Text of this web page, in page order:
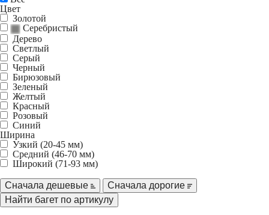
Цвет
Золотой
Серебристый
Дерево
Светлый
Серый
Черный
Бирюзовый
Зеленый
Желтый
Красный
Розовый
Синий
Ширина
Узкий (20-45 мм)
Средний (46-70 мм)
Широкий (71-93 мм)
Сначала дешевые Сначала дорогие